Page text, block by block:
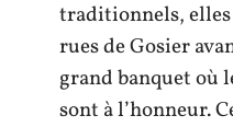
traditionnels,
rues de Gosier
grand banquet où
sont à l’honneur.